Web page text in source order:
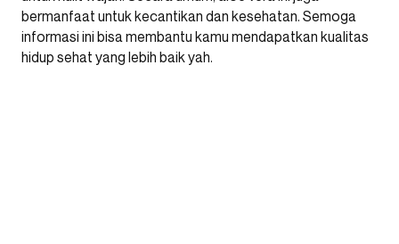
bermanfaat untuk kecantikan dan kesehatan. Semoga
informasi ini bisa membantu kamu mendapatkan kualitas
hidup sehat yang lebih baik yah.